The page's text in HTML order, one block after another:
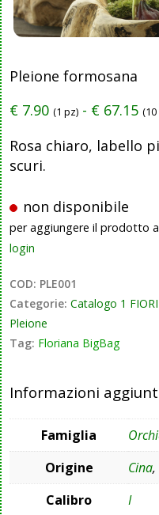
Pleione formosana
€ 7.90 (1 pz) - € 67.15 (10
Rosa chiaro, labello
scuri.
non disponibile
per aggiungere il prodotto
login
COD: PLE001
Categorie: Catalogo 1
Pleione
Tag: Floriana BigBag
Informazioni
Famiglia
Origine
Cina,
Calibro
I